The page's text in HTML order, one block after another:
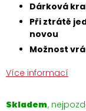
Dárková
Při ztrátě
novou
Možnost
Více informací
Skladem